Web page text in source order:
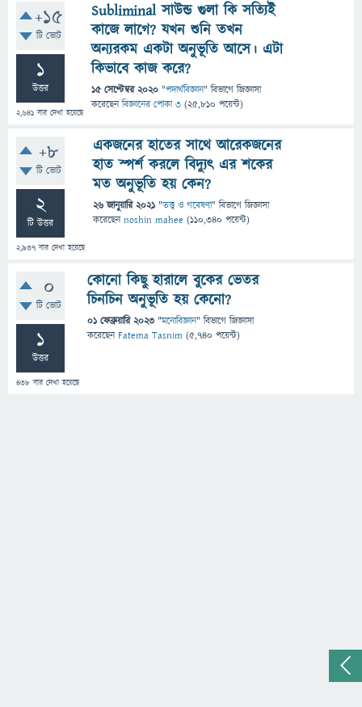
+15
টি ভোট
1
উত্তর
2,641 বার দেখা হয়েছে
Subliminal সাউন্ড গুলা কি সত্যিই
কাজে লাগে? যখন শুনি তখন
অন্যরকম একটা অনুভূতি আসে। এটা
কিভাবে কাজ করে?
15 সেপ্টেম্বর 2020 "পদার্থবিজ্ঞান" বিভাগে জিজ্ঞাসা
করেছেনবিজ্ঞানের পোকা ৩ (25,810 পয়েন্ট)
+8
টি ভোট
2
টি উত্তর
2,937 বার দেখা হয়েছে
একজনের হাতের সাথে আরেকজনের
হাত স্পর্শ করলে বিদ্যুৎ এর শকের
মত অনুভূতি হয় কেন?
26 জানুয়ারি 2021 "তত্ত্ব ও গবেষণা" বিভাগে জিজ্ঞাসা
করেছেনnoshin mahee (110,340 পয়েন্ট)
0
টি ভোট
1
উত্তর
438 বার দেখা হয়েছে
কোনো কিছু হারালে বুকের ভেতর
চিনচিন অনুভূতি হয় কেনো?
01 ফেব্রুয়ারি 2023 "মনোবিজ্ঞান" বিভাগে জিজ্ঞাসা
করেছেনFatema Tasnim (5,740 পয়েন্ট)